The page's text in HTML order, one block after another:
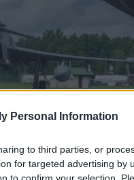
Personal Information
to third parties, or
for targeted advertising by
to confirm your selection.
Nie tylko polscy